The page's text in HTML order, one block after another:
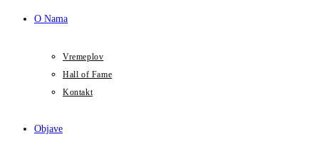
O Nama
Vremeplov
Hall of Fame
Kontakt
Objave